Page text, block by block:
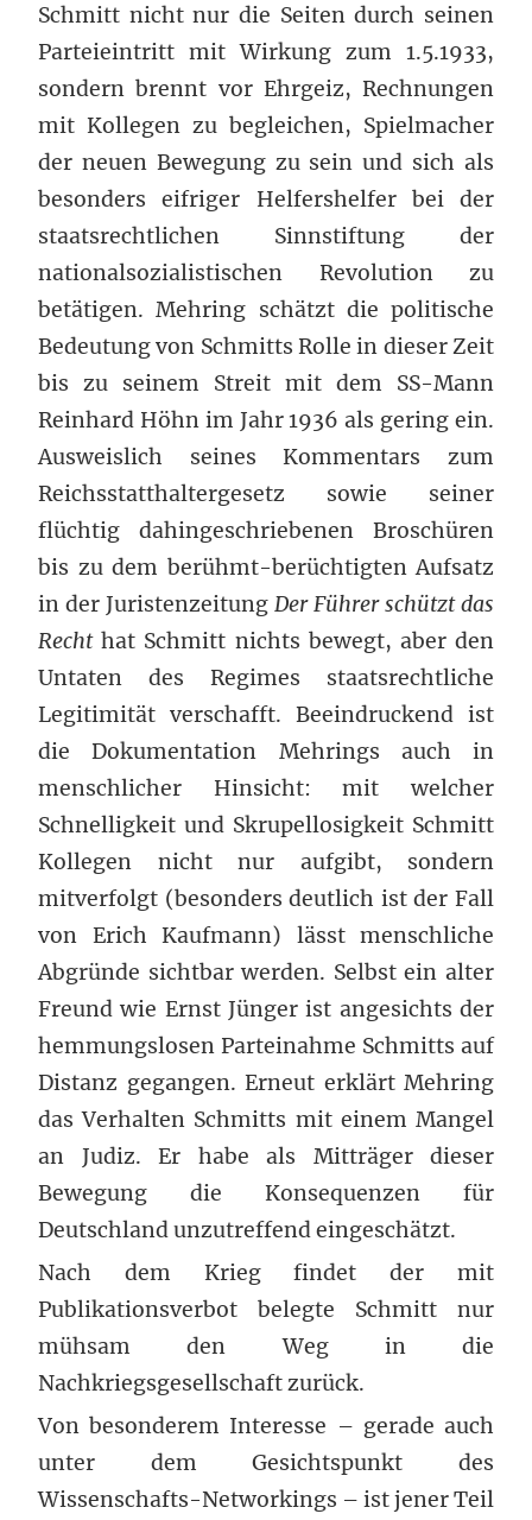
Schmitt nicht nur die Seiten durch seinen
Parteieintritt mit Wirkung zum 1.5.1933,
sondern brennt vor Ehrgeiz, Rechnungen
mit Kollegen zu begleichen, Spielmacher
der neuen Bewegung zu sein und sich als
besonders eifriger Helfershelfer bei der
staatsrechtlichen Sinnstiftung der
nationalsozialistischen Revolution zu
betätigen. Mehring schätzt die politische
Bedeutung von Schmitts Rolle in dieser Zeit
bis zu seinem Streit mit dem SS-Mann
Reinhard Höhn im Jahr 1936 als gering ein.
Ausweislich seines Kommentars zum
Reichsstatthaltergesetz sowie seiner
flüchtig dahingeschriebenen Broschüren
bis zu dem berühmt-berüchtigten Aufsatz
in der Juristenzeitung Der Führer schützt das
Rechthat Schmitt nichts bewegt, aber den
Untaten des Regimes staatsrechtliche
Legitimität verschafft. Beeindruckend ist
die Dokumentation Mehrings auch in
menschlicher Hinsicht: mit welcher
Schnelligkeit und Skrupellosigkeit Schmitt
Kollegen nicht nur aufgibt, sondern
mitverfolgt (besonders deutlich ist der Fall
von Erich Kaufmann) lässt menschliche
Abgründe sichtbar werden. Selbst ein alter
Freund wie Ernst Jünger ist angesichts der
hemmungslosen Parteinahme Schmitts auf
Distanz gegangen. Erneut erklärt Mehring
das Verhalten Schmitts mit einem Mangel
an Judiz. Er habe als Mitträger dieser
Bewegung die Konsequenzen für
Deutschland unzutreffend eingeschätzt.
Nach dem Krieg findet der mit
Publikationsverbot belegte Schmitt nur
mühsam den Weg in die
Nachkriegsgesellschaft zurück.
Von besonderem Interesse – gerade auch
unter dem Gesichtspunkt des
Wissenschafts-Networkings – ist jener Teil